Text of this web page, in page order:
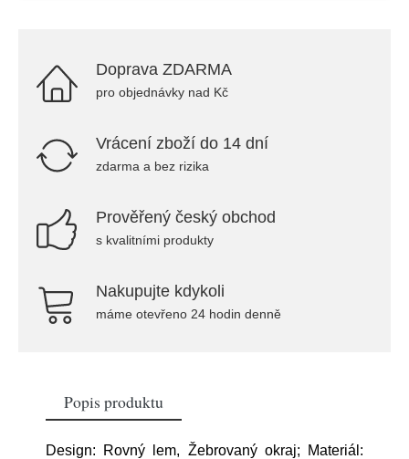
Doprava ZDARMA
pro objednávky nad Kč
Vrácení zboží do 14 dní
zdarma a bez rizika
Prověřený český obchod
s kvalitními produkty
Nakupujte kdykoli
máme otevřeno 24 hodin denně
Popis produktu
Design: Rovný lem, Žebrovaný okraj; Materiál: